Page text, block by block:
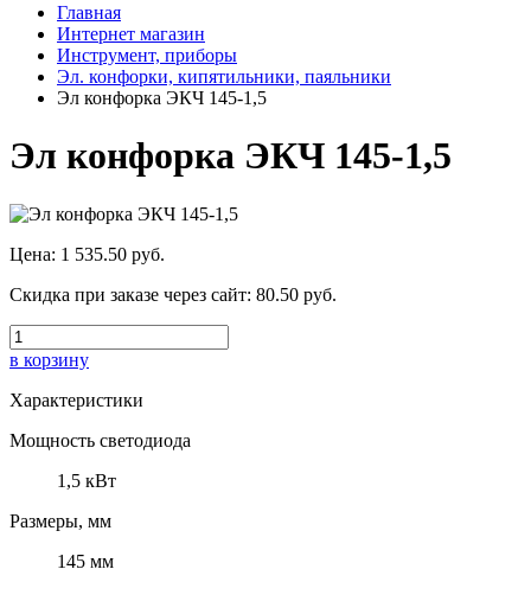
Главная
Интернет магазин
Инструмент, приборы
Эл. конфорки, кипятильники, паяльники
Эл конфорка ЭКЧ 145-1,5
Эл конфорка ЭКЧ 145-1,5
Цена: 1 535.50 руб.
Скидка при заказе через сайт: 80.50 руб.
в корзину
Характеристики
Мощность светодиода
1,5 кВт
Размеры, мм
145 мм